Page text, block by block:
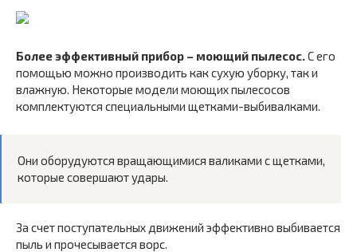
Более эффективный прибор – моющий пылесос.С его
помощью можно производить как сухую уборку, так и
влажную. Некоторые модели моющих пылесосов
комплектуются специальными щетками-выбивалками.
Они оборудуются вращающимися валиками с щетками,
которые совершают удары.
За счет поступательных движений эффективно выбивается
пыль и прочесывается ворс.